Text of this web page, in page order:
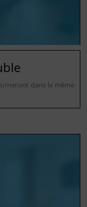
dans la même